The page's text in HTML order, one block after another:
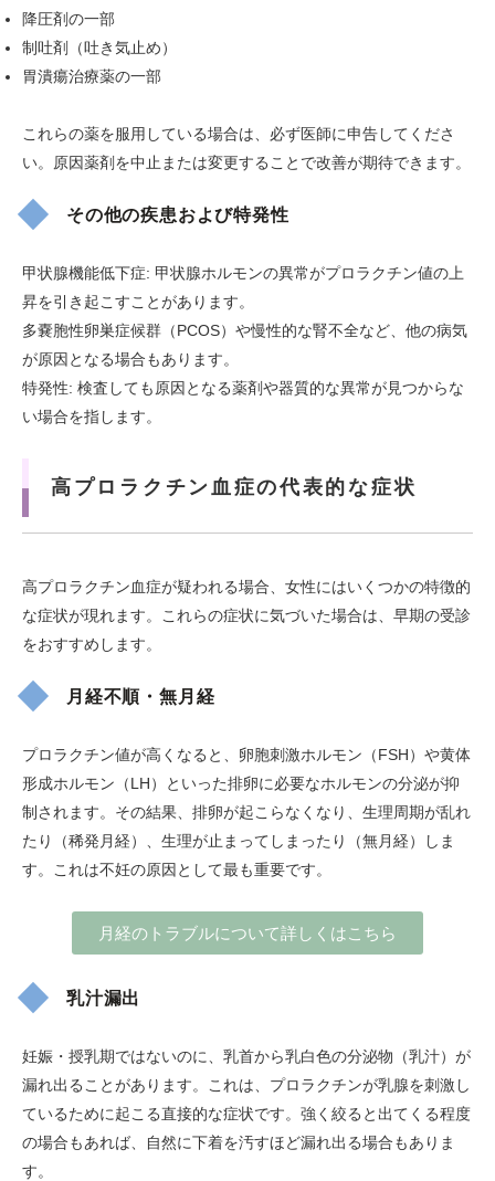
降圧剤の一部
制吐剤（吐き気止め）
胃潰瘍治療薬の一部
これらの薬を服用している場合は、必ず医師に申告してくださ
い。原因薬剤を中止または変更することで改善が期待できます。
その他の疾患および特発性
甲状腺機能低下症: 甲状腺ホルモンの異常がプロラクチン値の上
昇を引き起こすことがあります。
多嚢胞性卵巣症候群（PCOS）や慢性的な腎不全など、他の病気
が原因となる場合もあります。
特発性: 検査しても原因となる薬剤や器質的な異常が見つからな
い場合を指します。
高プロラクチン血症の代表的な症状
高プロラクチン血症が疑われる場合、女性にはいくつかの特徴的
な症状が現れます。これらの症状に気づいた場合は、早期の受診
をおすすめします。
月経不順・無月経
プロラクチン値が高くなると、卵胞刺激ホルモン（FSH）や黄体
形成ホルモン（LH）といった排卵に必要なホルモンの分泌が抑
制されます。その結果、排卵が起こらなくなり、生理周期が乱れ
たり（稀発月経）、生理が止まってしまったり（無月経）しま
す。これは不妊の原因として最も重要です。
月経のトラブルについて詳しくはこちら
乳汁漏出
妊娠・授乳期ではないのに、乳首から乳白色の分泌物（乳汁）が
漏れ出ることがあります。これは、プロラクチンが乳腺を刺激し
ているために起こる直接的な症状です。強く絞ると出てくる程度
の場合もあれば、自然に下着を汚すほど漏れ出る場合もありま
す。